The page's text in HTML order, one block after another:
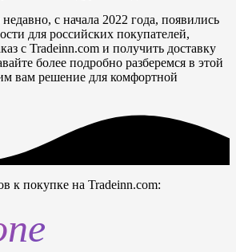
с начала 2022 года, появились
для российских покупателей,
с Tradeinn.com и получить доставку
более подробно разберемся в этой
вам решение для комфортной
к покупке на Tradeinn.com: